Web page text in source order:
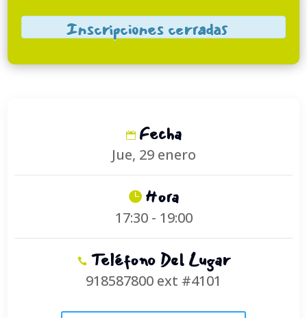
Inscripciones cerradas
Fecha
Jue, 29 enero
Hora
17:30 - 19:00
Teléfono Del Lugar
918587800 ext #4101